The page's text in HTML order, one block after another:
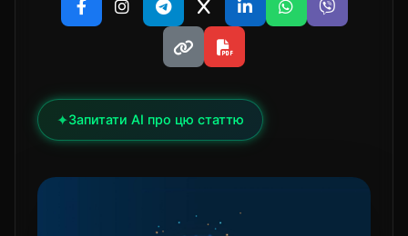
✦Запитати AI про цю статтю